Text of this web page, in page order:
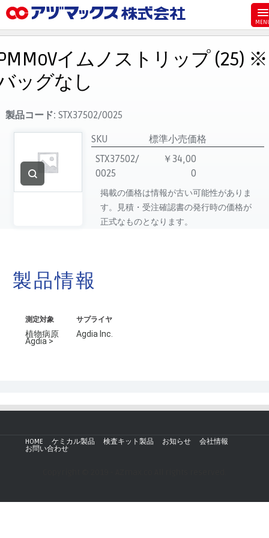
お気に入り
お買い物カゴ
ご注文
マイページ
主要取扱ブランド
代理店一覧
製品検索
イムノストリップ (25) ※
ッグなし
製品コード: STX37502/0025
SKU
標準小売価格
STX37502/
0025
￥34,00
0
掲載の価格は情報が古い可能性がありま
す。見積・受注確認書の発行時の価格が
正式なものとなります。
製品情報
測定対象
植物病原
Agdia >
サプライヤ
Agdia Inc.
HOME ケミカル製品 検査キット製品 お知らせ
会社情報
お問い合わせ